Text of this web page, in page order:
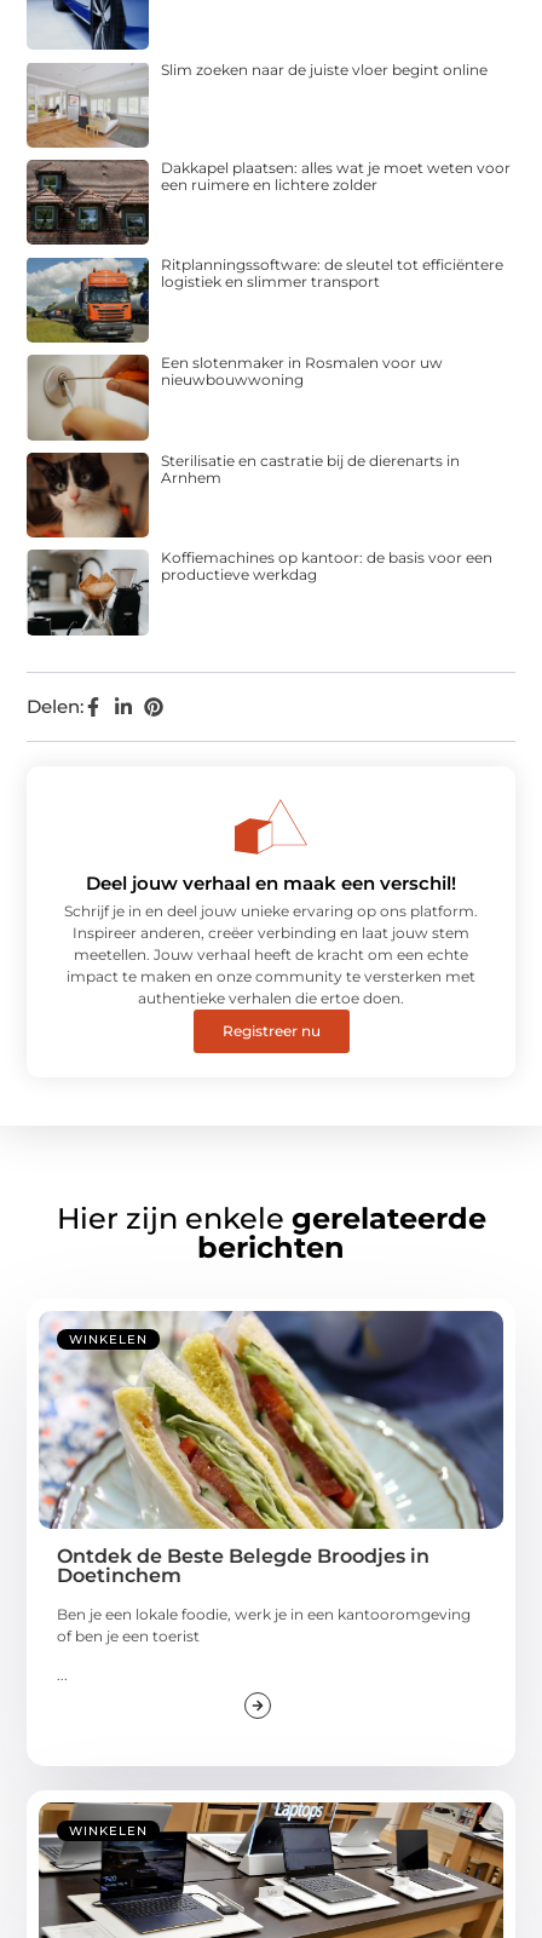
Delen:
Slim zoeken naar de juiste vloer begint online
Dakkapel plaatsen: alles wat je moet weten voor
een ruimere en lichtere zolder
Ritplanningssoftware: de sleutel tot efficiëntere
logistiek en slimmer transport
Een slotenmaker in Rosmalen voor uw
nieuwbouwwoning
Sterilisatie en castratie bij de dierenarts in
Arnhem
Koffiemachines op kantoor: de basis voor een
productieve werkdag
Deel jouw verhaal en maak een verschil!
Schrijf je in en deel jouw unieke ervaring op ons platform.
Inspireer anderen, creëer verbinding en laat jouw stem
meetellen. Jouw verhaal heeft de kracht om een echte
impact te maken en onze community te versterken met
authentieke verhalen die ertoe doen.
Registreer nu
Hier zijn enkele gerelateerde
berichten
WINKELEN
Ontdek de Beste Belegde Broodjes in
Doetinchem
Ben je een lokale foodie, werk je in een kantooromgeving
of ben je een toerist
...
WINKELEN